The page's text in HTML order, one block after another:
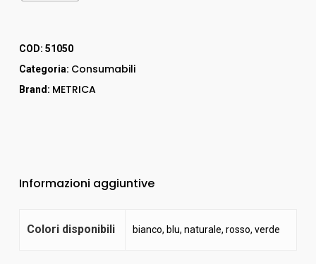
COD: 51050
Categoria: Consumabili
Brand: METRICA
Informazioni aggiuntive
Colori disponibili bianco, blu, naturale, rosso, verde